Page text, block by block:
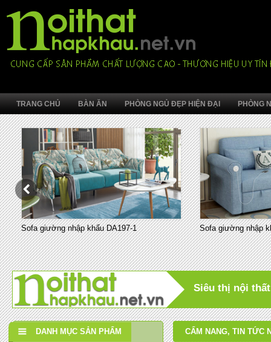
TRANG CHỦ BÀN ĂN PHÒNG NGỦ ĐẸP HIỆN ĐẠI PHÒNG
Sofa giường nhập khẩu DA197-1 Sofa giường nhập
Siêu thị nội
DANH MỤC SẢN PHẨM CẨM NANG, TIN TỨC